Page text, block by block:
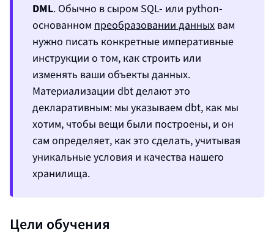
DML. Обычно в сыром SQL- или python-
основанном преобразовании данных вам
нужно писать конкретные императивные
инструкции о том, как строить или
изменять ваши объекты данных.
Материализации dbt делают это
декларативным: мы указываем dbt, как мы
хотим, чтобы вещи были построены, и он
сам определяет, как это сделать, учитывая
уникальные условия и качества нашего
хранилища.
Цели обучения